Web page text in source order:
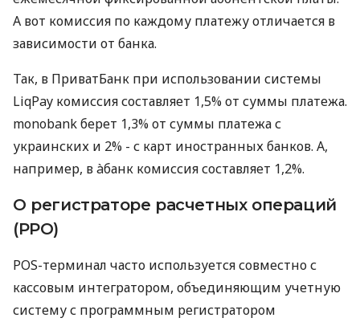
А вот комиссия по каждому платежу отличается в
зависимости от банка.
Так, в ПриватБанк при использовании системы
LiqPay комиссия составляет 1,5% от суммы платежа.
monobank берет 1,3% от суммы платежа с
украинских и 2% - с карт иностранных банков. А,
например, в àбанк комиссия составляет 1,2%.
О регистраторе расчетных операций
(РРО)
POS-терминал часто используется совместно с
кассовым интегратором, объединяющим учетную
систему с программным регистратором